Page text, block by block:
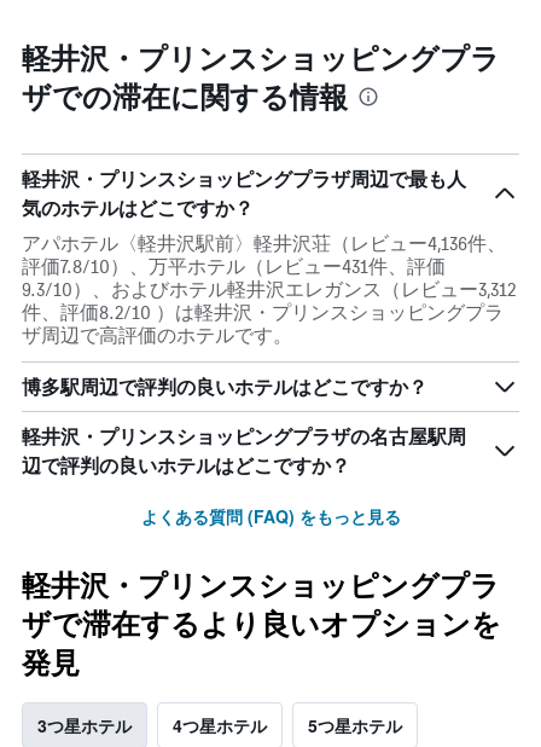
軽井沢・プリンスショッピングプラ
ザでの滞在に関する情報
軽井沢・プリンスショッピングプラザ周辺で最も人
気のホテルはどこですか？
アパホテル〈軽井沢駅前〉軽井沢荘（レビュー4,136件、
評価7.8/10）、万平ホテル（レビュー431件、評価
9.3/10）、およびホテル軽井沢エレガンス（レビュー3,312
件、評価8.2/10 ）は軽井沢・プリンスショッピングプラ
ザ周辺で高評価のホテルです。
博多駅周辺で評判の良いホテルはどこですか？
軽井沢・プリンスショッピングプラザの名古屋駅周
辺で評判の良いホテルはどこですか？
よくある質問 (FAQ) をもっと見る
軽井沢・プリンスショッピングプラ
ザで滞在するより良いオプションを
発見
3つ星ホテル 4つ星ホテル 5つ星ホテル